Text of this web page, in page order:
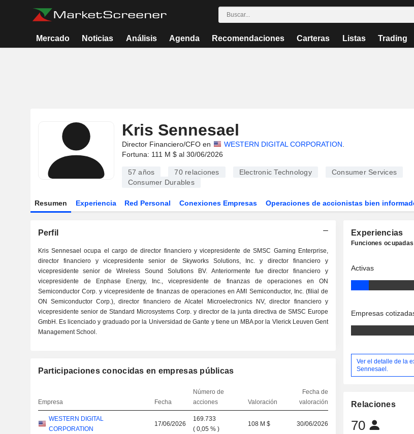
Mercado Noticias Análisis Agenda Recomendaciones Carteras Listas Trading
Kris Sennesael
Director Financiero/CFO en WESTERN DIGITAL CORPORATION
Fortuna: 111 M $ al 30/06/2026
57 años 70relaciones Electronic Technology
Consumer Services
Consumer Durables
Resumen Experiencia Red Personal Conexiones Empresas Operaciones de accionistas bien
Perfil
Kris Sennesael ocupa el cargo de director financiero y vicepresidente de SMSC Gaming Enterprise,
director financiero y vicepresidente senior de Skyworks Solutions, Inc. y director financiero y
vicepresidente senior de Wireless Sound Solutions BV. Anteriormente fue director financiero y
vicepresidente de Enphase Energy, Inc., vicepresidente de finanzas de operaciones en ON
Semiconductor Corp. y vicepresidente de finanzas de operaciones en AMI Semiconductor, Inc. (filial de
ON Semiconductor Corp.), director financiero de Alcatel Microelectronics NV, director financiero y
vicepresidente senior de Standard Microsystems Corp. y director de la junta directiva de SMSC Europe
GmbH. Es licenciado y graduado por la Universidad de Gante y tiene un MBA por la Vlerick Leuven Gent
Management School.
Participaciones conocidas en empresas públicas
Empresa Fecha
Número de
acciones
Valoración
Fecha de
valoración
WESTERN DIGITAL
CORPORATION
17/06/2026
169.733
(0,05 % )
108 M $ 30/06/2026
Experiencias
Funciones ocupadas
Activas
Empresas
Ver el detalle de la
Sennesael.
Relaciones
70